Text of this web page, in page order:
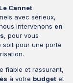
Le Cannet
avec sérieux,
intervenons en
, pour vous
pour une porte
fiable et rassurant,
à votre budget et